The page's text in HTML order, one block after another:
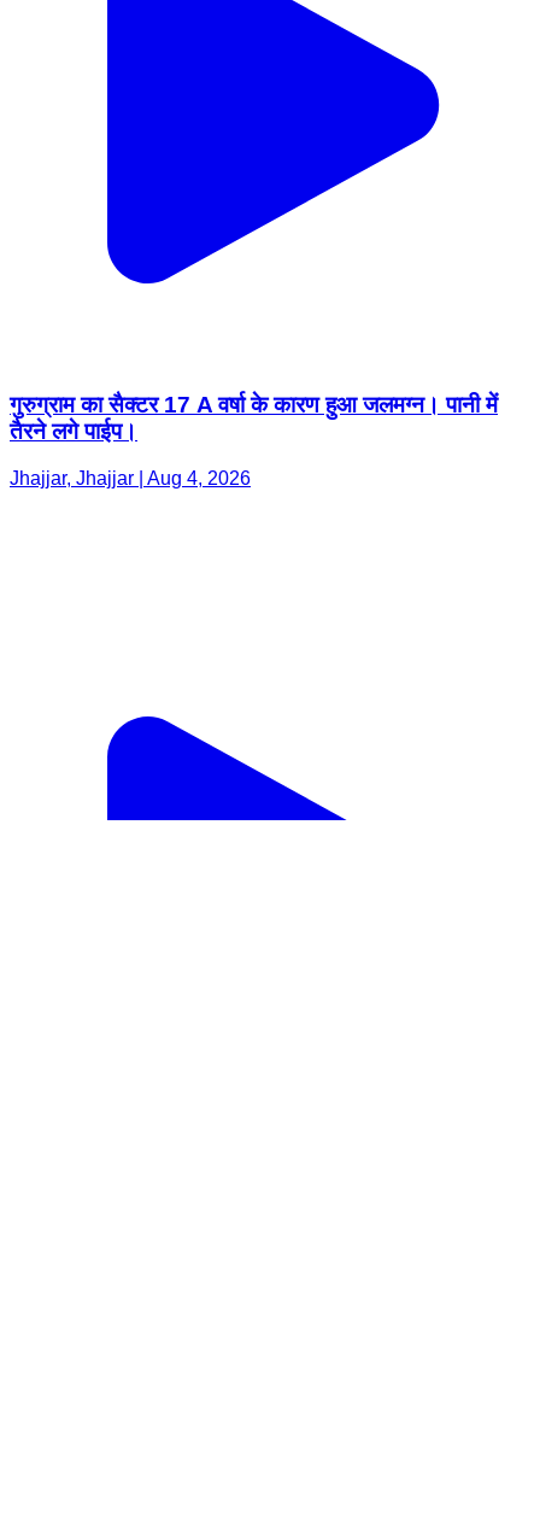
गुरुग्राम का सैक्टर 17 A वर्षा के कारण हुआ जलमग्न। पानी में
तैरने लगे पाईप।
Jhajjar, Jhajjar | Aug 4, 2026